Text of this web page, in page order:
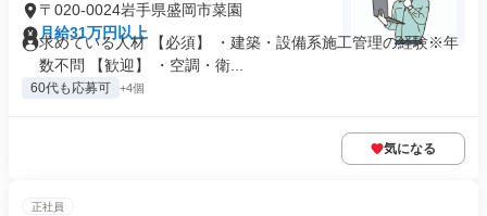
〒020-0024岩手県盛岡市菜園
月給31万円以上
求めている人材 【必須】 ・建築・設備系施工管理の経験※年
数不問 【歓迎】 ・空調・衛...
60代も応募可 +4個
気になる
正社員